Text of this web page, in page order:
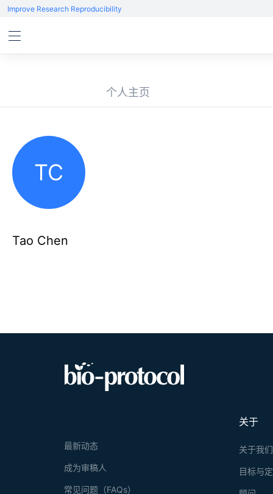
Improve Research Reproducibility
个人主页
TC
Tao Chen
关于
关于我们
目标与
最新动态
成为审稿人
常见问题（FAQs）